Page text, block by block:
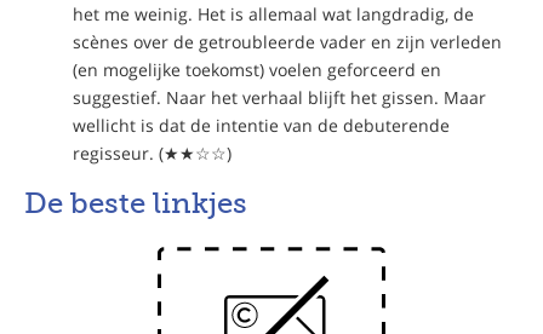
het me weinig. Het is allemaal wat langdradig, de
scènes over de getroubleerde vader en zijn verleden
(en mogelijke toekomst) voelen geforceerd en
suggestief. Naar het verhaal blijft het gissen. Maar
wellicht is dat de intentie van de debuterende
regisseur. (★★☆☆)
De beste linkjes